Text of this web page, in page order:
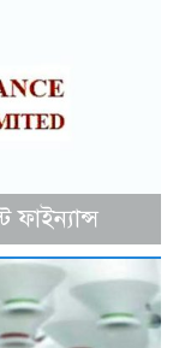
ফাইন্যান্স